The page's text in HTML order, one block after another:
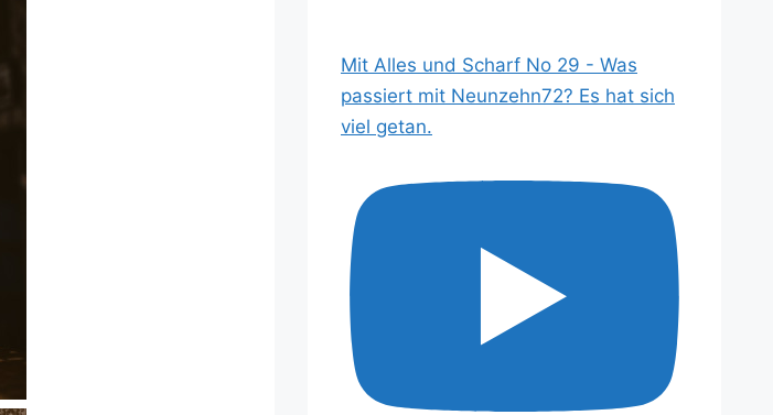
Mit Alles und Scharf No 29 - Was
passiert mit Neunzehn72? Es hat sich
viel getan.